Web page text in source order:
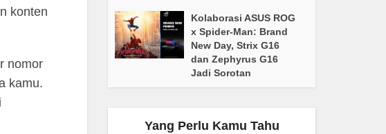
konten
nomor
kamu.
Kolaborasi ASUS ROG
x Spider-Man: Brand
New Day, Strix G16
dan Zephyrus G16
Jadi Sorotan
Yang Perlu Kamu Tahu